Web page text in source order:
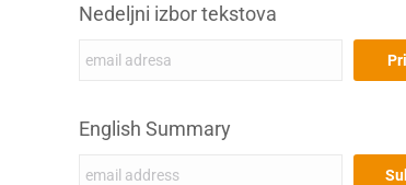
Nedeljni izbor tekstova
English Summary